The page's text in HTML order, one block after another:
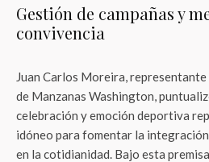
Gestión de campañas y
convivencia
Juan Carlos Moreira,
de Manzanas Washington,
celebración y emoción deportiva
idóneo para fomentar la
en la cotidianidad. Bajo esta